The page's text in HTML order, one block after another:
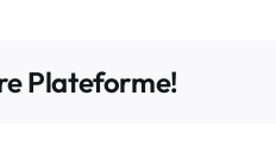
Plateforme!